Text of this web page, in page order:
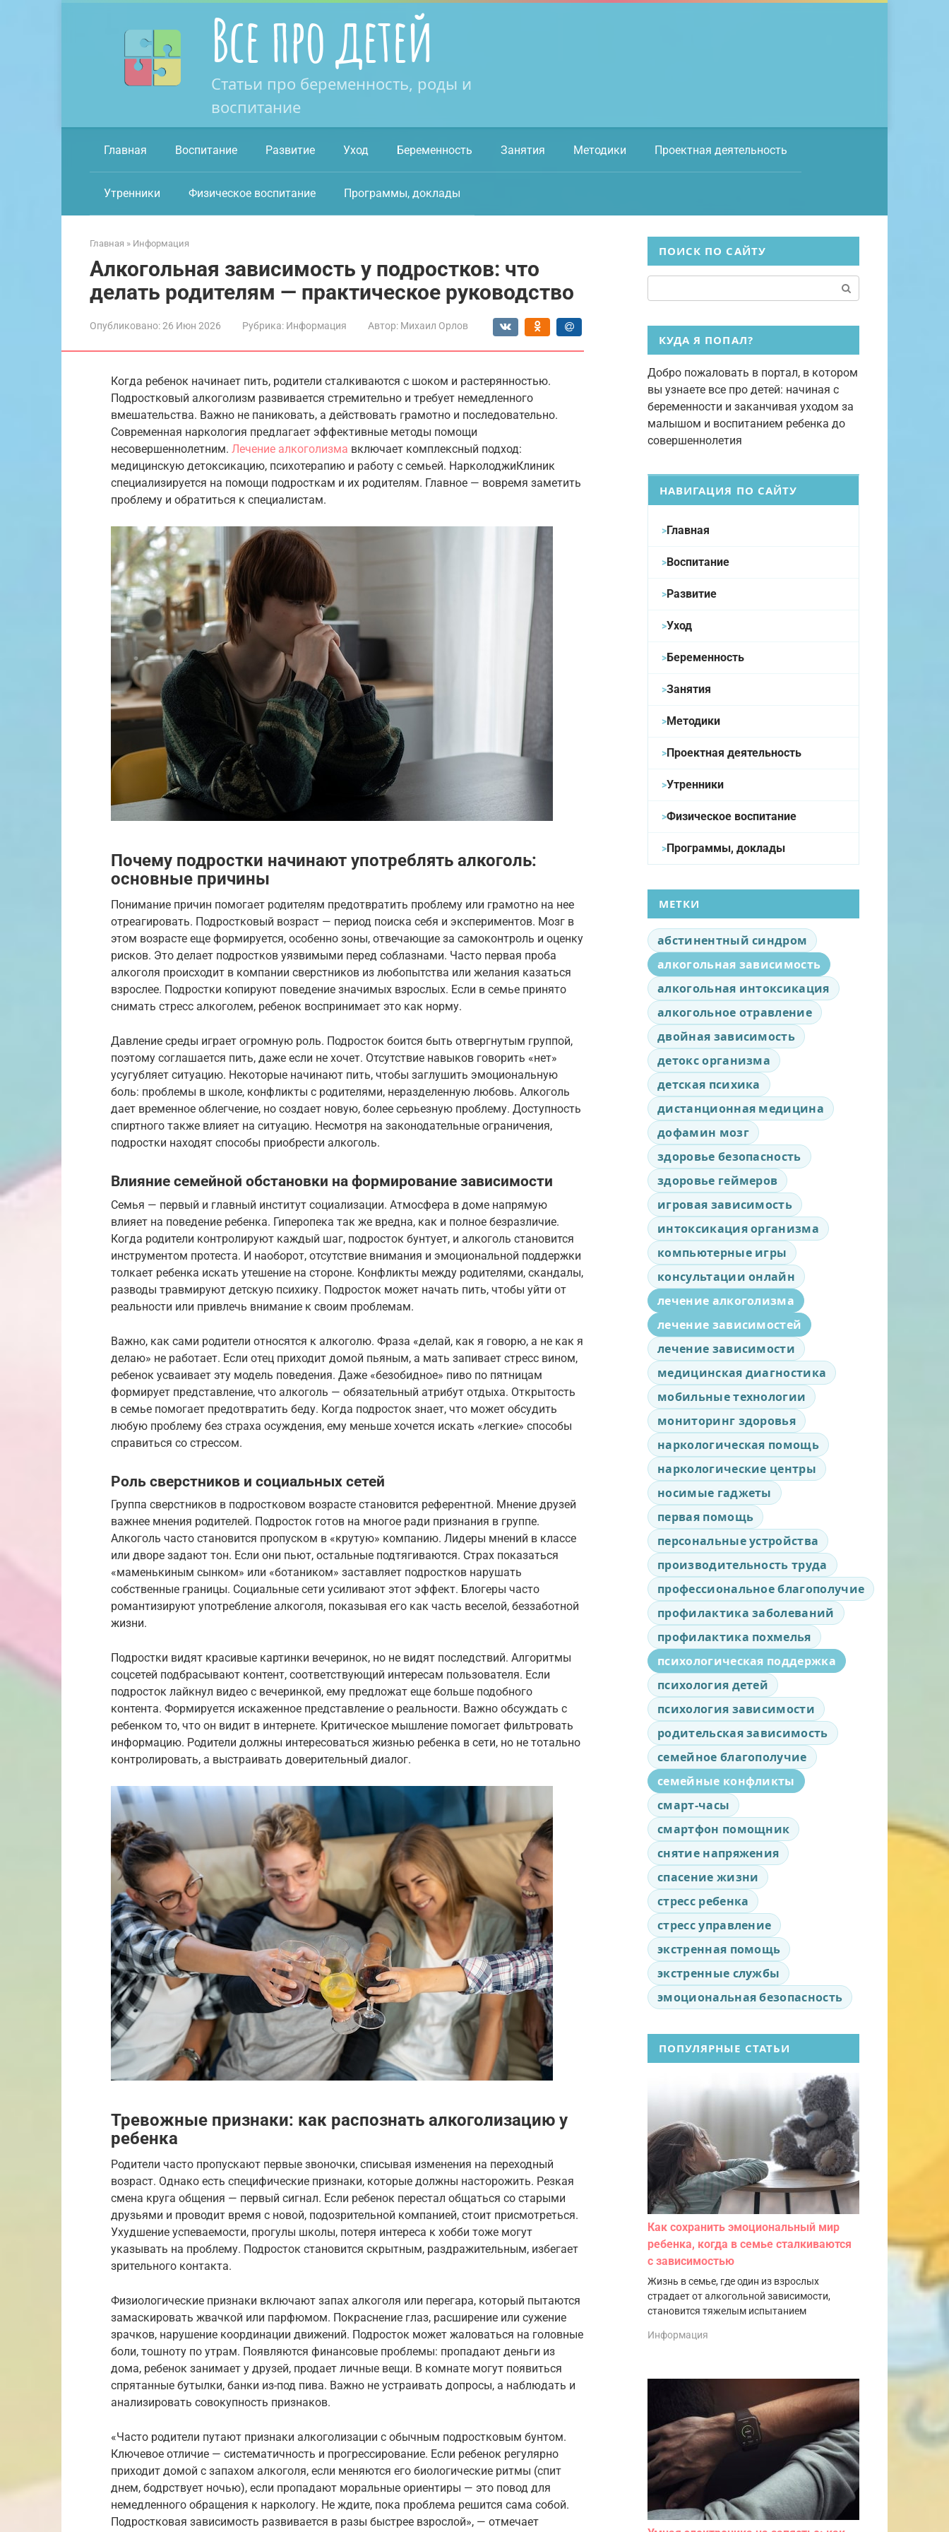
Все про детей
Статьи про беременность, роды и
воспитание
Главная Воспитание Развитие Уход Беременность Занятия Методики Проектная деятельность
Утренники Физическое воспитание Программы, доклады
Главная » Информация
Алкогольная зависимость у подростков: что
делать родителям — практическое руководство
Опубликовано:26 Июн 2026 Рубрика: Информация Автор: Михаил Орлов
Когда ребенок начинает пить, родители сталкиваются с шоком и растерянностью.
Подростковый алкоголизм развивается стремительно и требует немедленного
вмешательства. Важно не паниковать, а действовать грамотно и последовательно.
Современная наркология предлагает эффективные методы помощи
несовершеннолетним. Лечение алкоголизма включает комплексный подход:
медицинскую детоксикацию, психотерапию и работу с семьей. НарколоджиКлиник
специализируется на помощи подросткам и их родителям. Главное — вовремя заметить
проблему и обратиться к специалистам.
Почему подростки начинают употреблять алкоголь:
основные причины
Понимание причин помогает родителям предотвратить проблему или грамотно на нее
отреагировать. Подростковый возраст — период поиска себя и экспериментов. Мозг в
этом возрасте еще формируется, особенно зоны, отвечающие за самоконтроль и оценку
рисков. Это делает подростков уязвимыми перед соблазнами. Часто первая проба
алкоголя происходит в компании сверстников из любопытства или желания казаться
взрослее. Подростки копируют поведение значимых взрослых. Если в семье принято
снимать стресс алкоголем, ребенок воспринимает это как норму.
Давление среды играет огромную роль. Подросток боится быть отвергнутым группой,
поэтому соглашается пить, даже если не хочет. Отсутствие навыков говорить «нет»
усугубляет ситуацию. Некоторые начинают пить, чтобы заглушить эмоциональную
боль: проблемы в школе, конфликты с родителями, неразделенную любовь. Алкоголь
дает временное облегчение, но создает новую, более серьезную проблему. Доступность
спиртного также влияет на ситуацию. Несмотря на законодательные ограничения,
подростки находят способы приобрести алкоголь.
Влияние семейной обстановки на формирование зависимости
Семья — первый и главный институт социализации. Атмосфера в доме напрямую
влияет на поведение ребенка. Гиперопека так же вредна, как и полное безразличие.
Когда родители контролируют каждый шаг, подросток бунтует, и алкоголь становится
инструментом протеста. И наоборот, отсутствие внимания и эмоциональной поддержки
толкает ребенка искать утешение на стороне. Конфликты между родителями, скандалы,
разводы травмируют детскую психику. Подросток может начать пить, чтобы уйти от
реальности или привлечь внимание к своим проблемам.
Важно, как сами родители относятся к алкоголю. Фраза «делай, как я говорю, а не как я
делаю» не работает. Если отец приходит домой пьяным, а мать запивает стресс вином,
ребенок усваивает эту модель поведения. Даже «безобидное» пиво по пятницам
формирует представление, что алкоголь — обязательный атрибут отдыха. Открытость
в семье помогает предотвратить беду. Когда подросток знает, что может обсудить
любую проблему без страха осуждения, ему меньше хочется искать «легкие» способы
справиться со стрессом.
Роль сверстников и социальных сетей
Группа сверстников в подростковом возрасте становится референтной. Мнение друзей
важнее мнения родителей. Подросток готов на многое ради признания в группе.
Алкоголь часто становится пропуском в «крутую» компанию. Лидеры мнений в классе
или дворе задают тон. Если они пьют, остальные подтягиваются. Страх показаться
«маменькиным сынком» или «ботаником» заставляет подростков нарушать
собственные границы. Социальные сети усиливают этот эффект. Блогеры часто
романтизируют употребление алкоголя, показывая его как часть веселой, беззаботной
жизни.
Подростки видят красивые картинки вечеринок, но не видят последствий. Алгоритмы
соцсетей подбрасывают контент, соответствующий интересам пользователя. Если
подросток лайкнул видео с вечеринкой, ему предложат еще больше подобного
контента. Формируется искаженное представление о реальности. Важно обсуждать с
ребенком то, что он видит в интернете. Критическое мышление помогает фильтровать
информацию. Родители должны интересоваться жизнью ребенка в сети, но не тотально
контролировать, а выстраивать доверительный диалог.
Тревожные признаки: как распознать алкоголизацию у
ребенка
Родители часто пропускают первые звоночки, списывая изменения на переходный
возраст. Однако есть специфические признаки, которые должны насторожить. Резкая
смена круга общения — первый сигнал. Если ребенок перестал общаться со старыми
друзьями и проводит время с новой, подозрительной компанией, стоит присмотреться.
Ухудшение успеваемости, прогулы школы, потеря интереса к хобби тоже могут
указывать на проблему. Подросток становится скрытным, раздражительным, избегает
зрительного контакта.
Физиологические признаки включают запах алкоголя или перегара, который пытаются
замаскировать жвачкой или парфюмом. Покраснение глаз, расширение или сужение
зрачков, нарушение координации движений. Подросток может жаловаться на головные
боли, тошноту по утрам. Появляются финансовые проблемы: пропадают деньги из
дома, ребенок занимает у друзей, продает личные вещи. В комнате могут появиться
спрятанные бутылки, банки из-под пива. Важно не устраивать допросы, а наблюдать и
анализировать совокупность признаков.
«Часто родители путают признаки алкоголизации с обычным подростковым бунтом.
Ключевое отличие — систематичность и прогрессирование. Если ребенок регулярно
приходит домой с запахом алкоголя, если меняются его биологические ритмы (спит
днем, бодрствует ночью), если пропадают моральные ориентиры — это повод для
немедленного обращения к наркологу. Не ждите, пока проблема решится сама собой.
Подростковая зависимость развивается в разы быстрее взрослой», — отмечает
ПОИСК ПО САЙТУ
КУДА Я ПОПАЛ?
Добро пожаловать в портал, в котором
вы узнаете все про детей: начиная с
беременности и заканчивая уходом за
малышом и воспитанием ребенка до
совершеннолетия
НАВИГАЦИЯ ПО САЙТУ
Главная
Воспитание
Развитие
Уход
Беременность
Занятия
Методики
Проектная деятельность
Утренники
Физическое воспитание
Программы, доклады
МЕТКИ
абстинентный синдром
алкогольная зависимость
алкогольная интоксикация
алкогольное отравление
двойная зависимость
детокс организма
детская психика
дистанционная медицина
дофамин мозг
здоровье безопасность
здоровье геймеров
игровая зависимость
интоксикация организма
компьютерные игры
консультации онлайн
лечение алкоголизма
лечение зависимостей
лечение зависимости
медицинская диагностика
мобильные технологии
мониторинг здоровья
наркологическая помощь
наркологические центры
носимые гаджеты
первая помощь
персональные устройства
производительность труда
профессиональное благополучие
профилактика заболеваний
профилактика похмелья
психологическая поддержка
психология детей
психология зависимости
родительская зависимость
семейное благополучие
семейные конфликты
смарт-часы
смартфон помощник
снятие напряжения
спасение жизни
стресс ребенка
стресс управление
экстренная помощь
экстренные службы
эмоциональная безопасность
ПОПУЛЯРНЫЕ СТАТЬИ
Как сохранить эмоциональный мир
ребенка, когда в семье сталкиваются
с зависимостью
Жизнь в семье, где один из взрослых
страдает от алкогольной зависимости,
становится тяжелым испытанием
Информация